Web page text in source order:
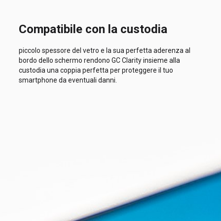
Compatibile con la custodia
piccolo spessore del vetro e la sua perfetta aderenza al
bordo dello schermo rendono GC Clarity insieme alla
custodia una coppia perfetta per proteggere il tuo
smartphone da eventuali danni.